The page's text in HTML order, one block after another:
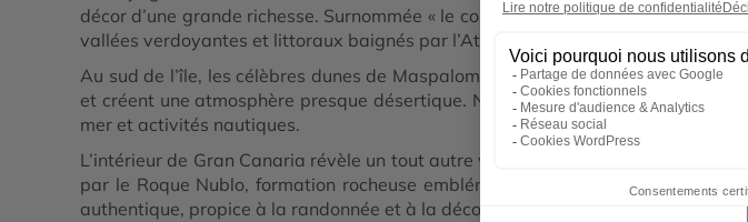
décor d’une grande richesse. Surnommée « le continent en miniature », cette île
vallées verdoyantes et littoraux baignés par l’Atlantique.
Au sud de l’île, les célèbres dunes de Maspalomas offrent un spectacle
et créent une atmosphère presque désertique. Non loin, les stations
mer et activités nautiques.
L’intérieur de Gran Canaria révèle un tout autre visage, plus sauvage et
par le Roque Nublo, formation rocheuse emblématique perchée au cœur de
authentique, propice à la randonnée et à la découverte d’une culture insulaire